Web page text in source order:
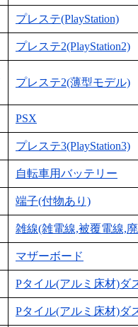
プレステ(PlayStation)
プレステ2(PlayStation2)
プレステ2(薄型モデル)
PSX
プレステ3(PlayStation3)
自転車用バッテリー
端子(付物あり)
雑線(雑電線,被覆電線,
マザーボード
Pタイル(アルミ床材)ダ
Pタイル(アルミ床材)ダ